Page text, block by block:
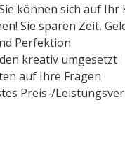
können sich auf
Sie sparen Zeit,
Perfektion
kreativ umgesetzt
auf Ihre Fragen
Preis-/